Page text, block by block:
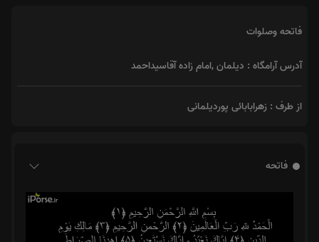
فاتحه وصلوات
آدرس آرامگاه : دیلمان ,امام زاده آقاسیداحمد
از طرف : زهرابابائی پوردیلمانی
فاتحه